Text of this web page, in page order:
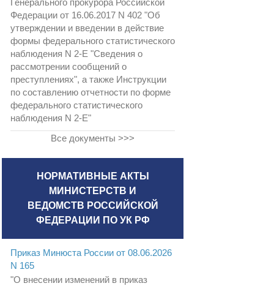
Генерального прокурора Российской
Федерации от 16.06.2017 N 402 "Об
утверждении и введении в действие
формы федерального статистического
наблюдения N 2-Е "Сведения о
рассмотрении сообщений о
преступлениях", а также Инструкции
по составлению отчетности по форме
федерального статистического
наблюдения N 2-Е"
Все документы >>>
НОРМАТИВНЫЕ АКТЫ
МИНИСТЕРСТВ И
ВЕДОМСТВ РОССИЙСКОЙ
ФЕДЕРАЦИИ ПО УК РФ
Приказ Минюста России от 08.06.2026
N 165
"О внесении изменений в приказ